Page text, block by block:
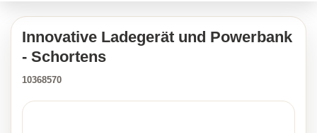
Innovative Ladegerät und Powerbank
- Schortens
10368570